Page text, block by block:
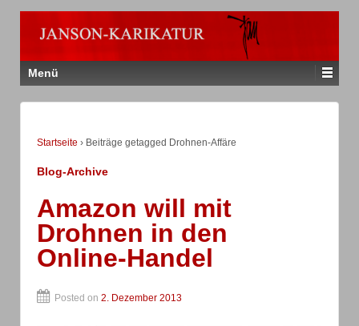
Menü
Startseite › Beiträge getagged Drohnen-Affäre
Blog-Archive
Amazon will mit
Drohnen in den
Online-Handel
Posted on 2. Dezember 2013